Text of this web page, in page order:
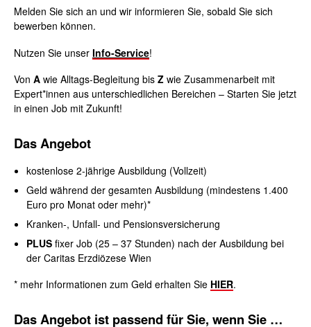
Melden Sie sich an und wir informieren Sie, sobald Sie sich
bewerben können.
Nutzen Sie unser Info-Service!
Von A wie Alltags-Begleitung bis Z wie Zusammenarbeit mit
Expert*innen aus unterschiedlichen Bereichen – Starten Sie jetzt
in einen Job mit Zukunft!
DasAngebot
kostenlose 2-jährige Ausbildung (Vollzeit)
Geld während der gesamten Ausbildung (mindestens 1.400
Euro pro Monat oder mehr)*
Kranken-, Unfall- und Pensionsversicherung
PLUSfixer Job (25 – 37 Stunden) nach der Ausbildung bei
der Caritas Erzdiözese Wien
* mehr Informationen zum Geld erhalten Sie HIER.
Das Angebot ist passend für Sie, wenn Sie …